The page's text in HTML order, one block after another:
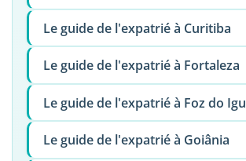
Le guide de l'expatrié à Curitiba
Le guide de l'expatrié à Fortaleza
Le guide de l'expatrié à Foz do
Le guide de l'expatrié à Goiânia